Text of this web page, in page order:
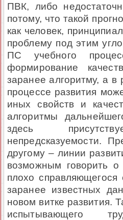
ПВК, либо
потому, что такой
как человек,
проблему под этим
ПС учебного
формирование
заранее алгоритму, а
процессе развития
иных свойств и
алгоритмы
здесь
непредсказуемости.
другому – линии
возможным говорить
плохо
заранее известных
новом витке развития.
испытывающего